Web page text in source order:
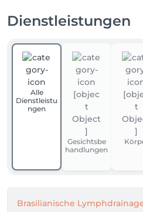
Dienstleistungen
Alle
Dienstleistu
ngen
Gesichtsbe
handlungen
Brasilianische